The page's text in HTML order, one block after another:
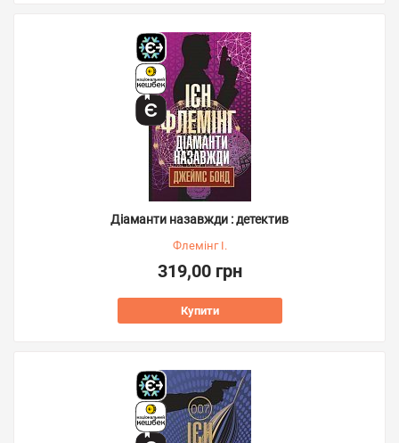
Діаманти назавжди : детектив
Флемінг І.
319,00 грн
Купити